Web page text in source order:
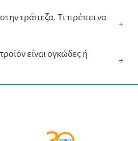
τράπεζα. Τι πρέπει να
+
είναι ογκώδες ή
+